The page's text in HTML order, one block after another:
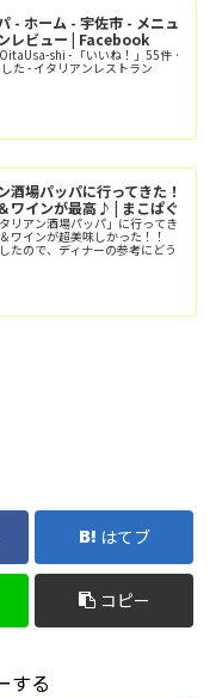
- ホーム - 宇佐市 - メニュ
レビュー | Facebook
shi - 「いいね！」55件 ·
た - イタリアンレストラン
酒場パッパに行ってきた！
ワインが最高♪ | まこぱぐ
リアン酒場パッパ」に行ってき
ワインが超美味しかった！！
たので、ディナーの参考にどう
はてブ
コピー
する